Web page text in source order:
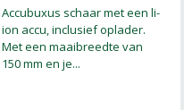
Accubuxus schaar met een li-
ion accu, inclusief oplader.
Met een maaibreedte van
150 mm en je...